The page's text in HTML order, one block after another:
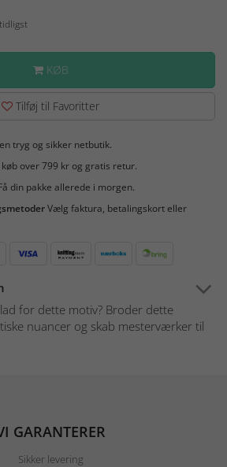
KØB
Tilføj til Favoritter
tryg og sikker netbutik.
køb over 799 kr og gratis retur.
din pakke allerede i morgen.
Vælg faktura, betalingskort eller
for dette motiv? Broder dette
nuancer og skab mesterværker til
GARANTERER
Sikker levering